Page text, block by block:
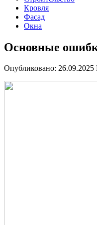
Кровля
Фасад
Окна
Основные
Опубликовано: 26.09.2025